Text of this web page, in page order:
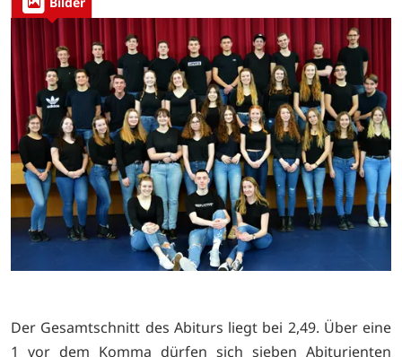
Der Gesamtschnitt des Abiturs liegt bei 2,49. Über eine
1 vor dem Komma dürfen sich sieben Abiturienten